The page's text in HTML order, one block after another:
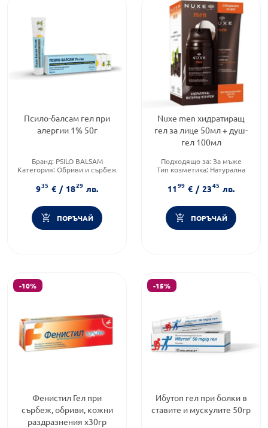
Псило-балсам гел при
алергии 1% 50г
Бранд: PSILO BALSAM
Категория: Обриви и сърбеж
935 € / 1829 лв.
ПОРЪЧАЙ
Nuxe men хидратиращ
гел за лице 50мл + душ-
гел 100мл
Подходящо за: За мъже
Тип козметика: Натурална
Форма на продукта:гел
1199 € / 2345 лв.
ПОРЪЧАЙ
-10%
Фенистил Гел при
сърбеж, обриви, кожни
раздразнения х30гр
-15%
Ибутоп гел при болки в
ставите и мускулите 50гр